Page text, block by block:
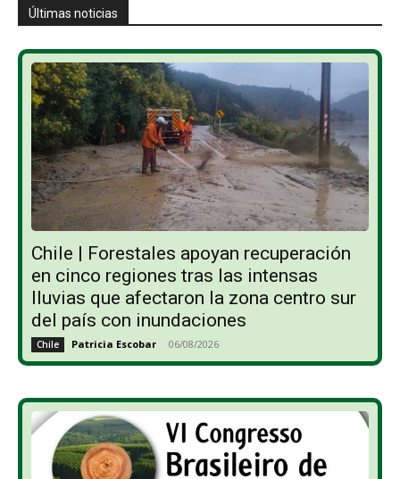
Últimas noticias
Chile | Forestales apoyan recuperación
en cinco regiones tras las intensas
lluvias que afectaron la zona centro sur
del país con inundaciones
Chile Patricia Escobar - 06/08/2026